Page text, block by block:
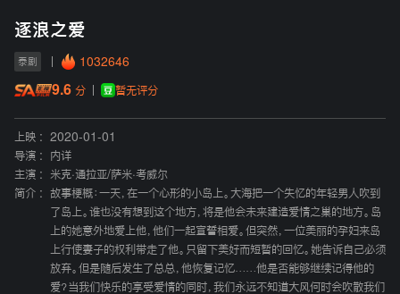
逐浪之爱
泰剧 1032646
9.6 分 暂无评分
上映 :
2020-01-01
导演 :
内详
主演 :
米克·通拉亚/萨米·考威尔
简介 :
故事梗概：一天，在一个心形的小岛上。大海把一个失忆的年轻男人吹到
了岛上。谁也没有想到这个地方，将是他会未来建造爱情之巢的地方。岛
上的她意外地爱上他，他们一起宣誓相爱。但突然，一位美丽的孕妇来岛
上行使妻子的权利带走了他。只留下美好而短暂的回忆。她告诉自己必须
放弃。但是随后发生了总总，他恢复记忆……他是否能够继续记得他的
爱？当我们快乐的享受爱情的同时，我们永远不知道大风何时会吹散我们